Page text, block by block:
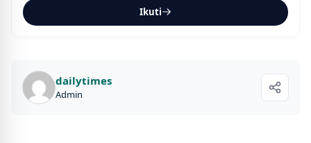
Ikuti
dailytimes
Admin